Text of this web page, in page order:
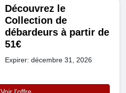
Découvrez le
Collection de
débardeurs à partir de
51€
Expirer: décembre 31, 2026